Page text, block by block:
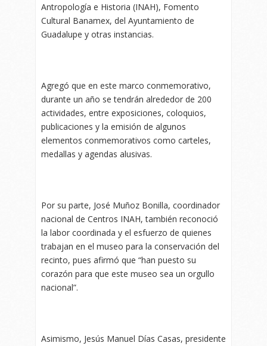
Antropología e Historia (INAH), Fomento
Cultural Banamex, del Ayuntamiento de
Guadalupe y otras instancias.
Agregó que en este marco conmemorativo,
durante un año se tendrán alrededor de 200
actividades, entre exposiciones, coloquios,
publicaciones y la emisión de algunos
elementos conmemorativos como carteles,
medallas y agendas alusivas.
Por su parte, José Muñoz Bonilla, coordinador
nacional de Centros INAH, también reconoció
la labor coordinada y el esfuerzo de quienes
trabajan en el museo para la conservación del
recinto, pues afirmó que “han puesto su
corazón para que este museo sea un orgullo
nacional”.
Asimismo, Jesús Manuel Días Casas, presidente